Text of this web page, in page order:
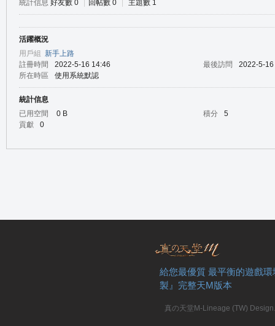
統計信息 好友數 0 回帖數 0 主題數 1
活躍概況
用戶組 新手上路
註冊時間
2022-5-16 14:46 最後訪問
2022-5-
所在時區
使用系統默認
統計信息
已用空間
0 B 積分
5
貢獻
0
給您最優質 最平衡的遊戲
製』完整天M版本
真の天堂M-Lineage (TW)